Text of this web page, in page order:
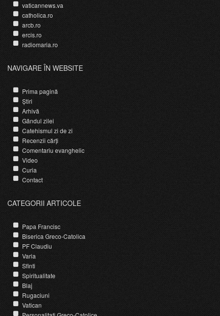
vaticannews.va
catholica.ro
arcb.ro
ercis.ro
radiomaria.ro
NAVIGARE ÎN WEBSITE
Prima pagină
Știri
Arhivă
Gândul zilei
Catehismul zi de zi
Recenzii cărți
Comentariu evanghelic
Video
Curia
Contact
CATEGORII ARTICOLE
Papa Francisc
Biserica Greco-Catolica
PF Claudiu
Varia
Sfinti
Spiritualitate
Blaj
Rugaciuni
Vatican